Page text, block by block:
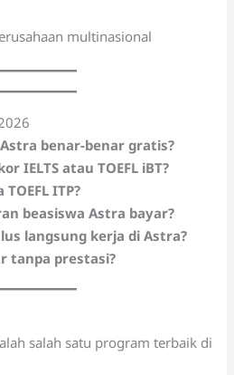
multinasional
benar-benar gratis?
IELTS atau TOEFL iBT?
ITP?
beasiswa Astra bayar?
langsung kerja di Astra?
tanpa prestasi?
salah satu program terbaik di